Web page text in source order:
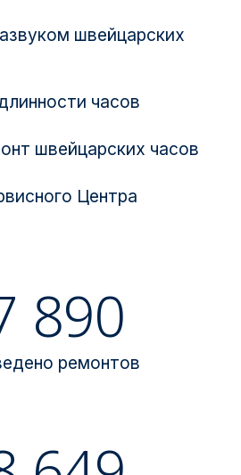
швейцарских
часов
швейцарских часов
Центра
890
ремонтов